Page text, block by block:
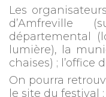
Les
d’Amfreville
départemental
lumière), la
chaises) ;
On pourra
le site du festival :